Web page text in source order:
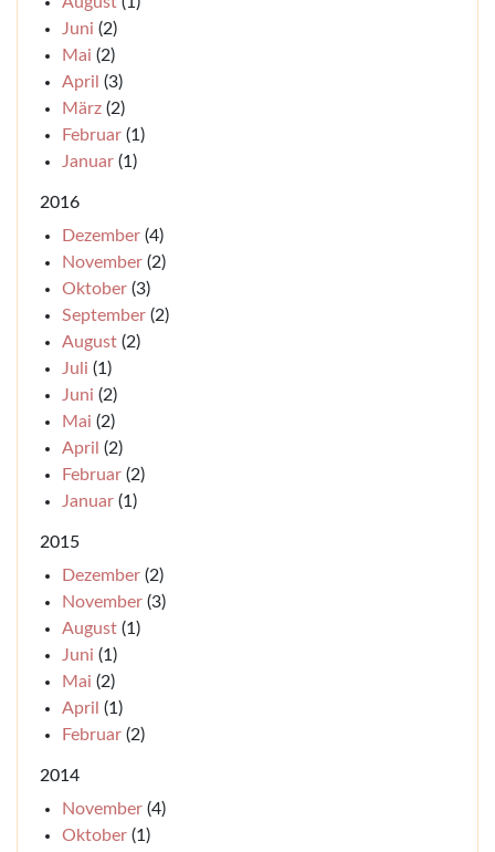
Juni (2)
Mai (2)
April (3)
März (2)
Februar (1)
Januar (1)
2016
Dezember (4)
November (2)
Oktober (3)
September (2)
August (2)
Juli (1)
Juni (2)
Mai (2)
April (2)
Februar (2)
Januar (1)
2015
Dezember (2)
November (3)
August (1)
Juni (1)
Mai (2)
April (1)
Februar (2)
2014
November (4)
Oktober (1)